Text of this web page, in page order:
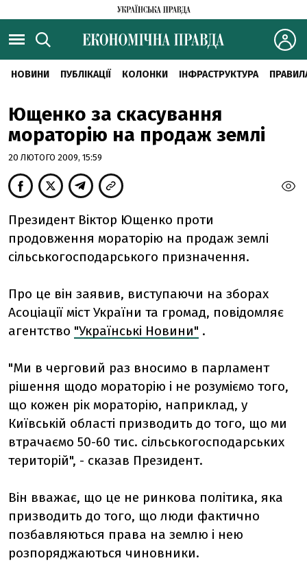
НОВИНИ ПУБЛІКАЦІЇ КОЛОНКИ ІНФРАСТРУКТУРА
Ющенко за скасування
мораторію на продаж землі
20 ЛЮТОГО 2009, 15:59
Президент Віктор Ющенко проти
продовження мораторію на продаж землі
сільськогосподарського призначення.
Про це він заявив, виступаючи на зборах
Асоціації міст України та громад, повідомляє
агентство "Українські Новини" .
"Ми в черговий раз вносимо в парламент
рішення щодо мораторію і не розуміємо того,
що кожен рік мораторію, наприклад, у
Київській області призводить до того, що ми
втрачаємо 50-60 тис. сільськогосподарських
територій", - сказав Президент.
Він вважає, що це не ринкова політика, яка
призводить до того, що люди фактично
позбавляються права на землю і нею
розпоряджаються чиновники.